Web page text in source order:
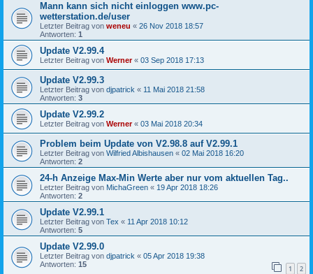
Mann kann sich nicht einloggen www.pc-
wetterstation.de/user
Letzter Beitrag von weneu « 26 Nov 2018 18:57
Antworten: 1
Update V2.99.4
Letzter Beitrag von Werner« 03 Sep 2018 17:13
Update V2.99.3
Letzter Beitrag von djpatrick « 11 Mai 2018 21:58
Antworten: 3
Update V2.99.2
Letzter Beitrag von Werner« 03 Mai 2018 20:34
Problem beim Update von V2.98.8 auf V2.99.1
Letzter Beitrag von Wilfried Albishausen « 02 Mai 2018 16:20
Antworten: 2
24-h Anzeige Max-Min Werte aber nur vom aktuellen Tag..
Letzter Beitrag von MichaGreen « 19 Apr 2018 18:26
Antworten: 2
Update V2.99.1
Letzter Beitrag von Tex « 11 Apr 2018 10:12
Antworten: 5
Update V2.99.0
Letzter Beitrag von djpatrick « 05 Apr 2018 19:38
Antworten: 15 1 2